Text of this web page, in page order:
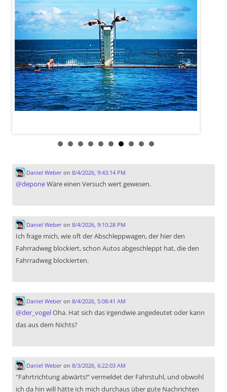
Daniel Weberon 8/4/2026, 9:43:14 PM
@deponeWäre einen Versuch wert gewesen.
Daniel Weberon 8/4/2026, 9:10:28 PM
Ich frage mich, wie oft der Abschleppwagen, der hier den
Fahrradweg blockiert, schon Autos abgeschleppt hat, die den
Fahrradweg blockierten.
Daniel Weberon 8/4/2026, 5:08:41 AM
@der_vogelOha. Hat sich das irgendwie angedeutet oder kann
das aus dem Nichts?
Daniel Weberon 8/3/2026, 6:22:03 AM
"Fahrtrichtung abwärts!" vermeldet der Fahrstuhl, und obwohl
ich da hin will hätte ich mich durchaus über gute Nachrichten